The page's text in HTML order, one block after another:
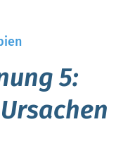
5: